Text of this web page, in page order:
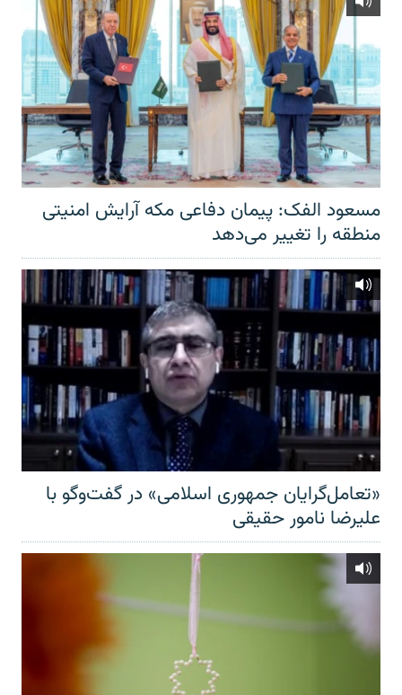
مسعود الفک: پیمان دفاعی مکه آرایش امنیتی
منطقه را تغییر می‌دهد
«تعامل‌گرایان جمهوری اسلامی» در گفت‌وگو با
علیرضا نامور حقیقی